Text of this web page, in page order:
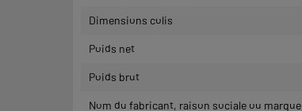
Dimensions colis
Poids net
Poids brut
Nom du fabricant, raison sociale ou marque